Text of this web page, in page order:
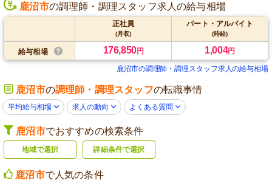
鹿沼市の調理師・調理スタッフ求人の給与相場
正社員
(月収)
パート・アルバイト
(時給)
給与相場 176,850円 1,004円
鹿沼市の調理師・調理スタッフ求人の給与相場
鹿沼市の調理師・調理スタッフの転職事情
平均給与相場 求人の動向 よくある質問
鹿沼市でおすすめの検索条件
地域で選択 詳細条件で選択
鹿沼市で人気の条件